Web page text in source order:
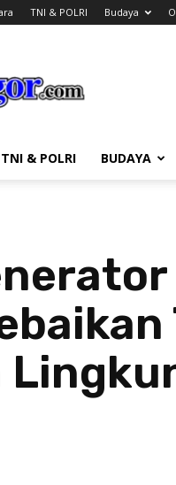
TNI & POLRI Budaya
TNI & POLRI BUDAYA